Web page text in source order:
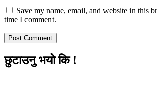
Save my name, email, and website in this
time I comment.
छुटाउनु भयो कि !